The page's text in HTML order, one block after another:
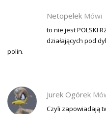
Netopelek Mówi
to nie jest POLSKI
działających pod
polin.
Jurek Ogórek
Czyli zapowiadają